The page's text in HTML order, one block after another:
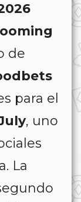
de
para el
, uno
La